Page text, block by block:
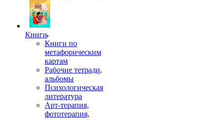
Книги
Книги по
метафорическим
картам
Рабочие тетради,
альбомы
Психологическая
литература
Арт-терапия,
фототерапия,